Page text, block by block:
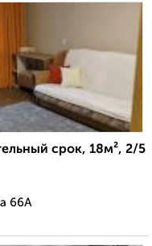
срок, 18м², 2/5
66А